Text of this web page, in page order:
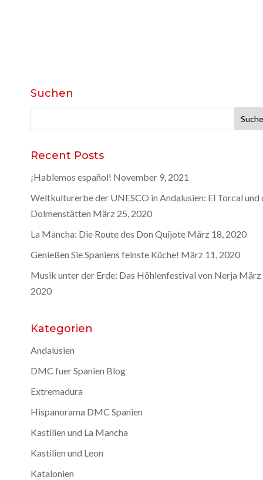
Suchen
nach:
Recent Posts
¡Hablemos español! November 9, 2021
Weltkulturerbe der UNESCO in Andalusien: El Torcal und
Dolmenstätten März 25, 2020
La Mancha: Die Route des Don Quijote März 18, 2020
Genießen Sie Spaniens feinste Küche! März 11, 2020
Musik unter der Erde: Das Höhlenfestival von Nerja März
2020
Kategorien
Andalusien
DMC fuer Spanien Blog
Extremadura
Hispanorama DMC Spanien
Kastilien und La Mancha
Kastilien und Leon
Katalonien